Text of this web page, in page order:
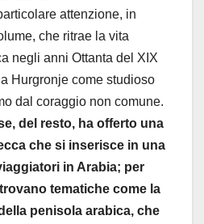
attenzione, in
che ritrae la vita
negli anni Ottanta del XIX
Hurgronje come studioso
dal coraggio non comune.
del resto, ha offerto una
che si inserisce in una
in Arabia; per
tematiche come la
penisola arabica, che